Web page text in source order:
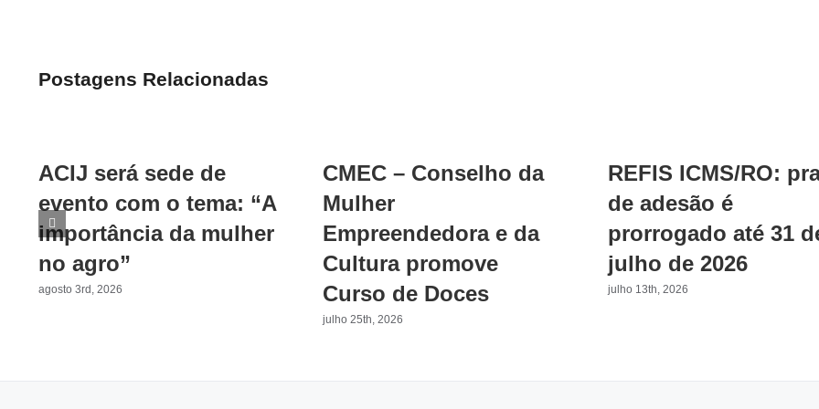
Postagens Relacionadas
ACIJ será sede de
evento com o tema: “A
importância da mulher
no agro”
agosto 3rd, 2026
CMEC – Conselho da
Mulher
Empreendedora e da
Cultura promove
Curso de Doces
julho 25th, 2026
REFIS ICMS/RO:
de adesão é
prorrogado até 31
julho de 2026
julho 13th, 2026